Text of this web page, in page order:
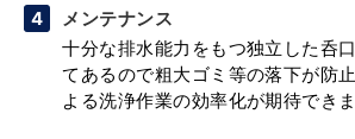
メンテナンス
十分な排水能力をもつ独立した呑
てあるので粗大ゴミ等の落下が防
よる洗浄作業の効率化が期待できま